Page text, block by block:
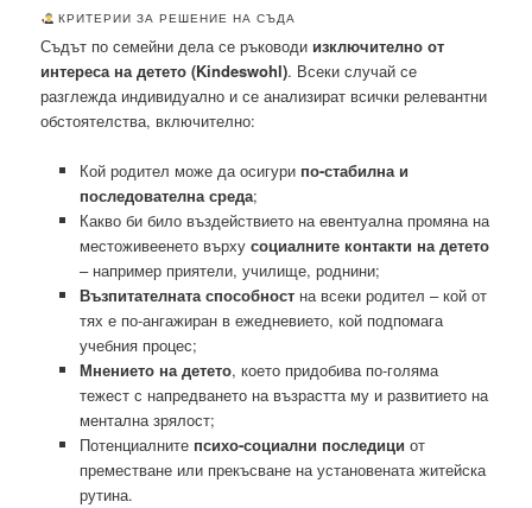
КРИТЕРИИ ЗА РЕШЕНИЕ НА СЪДА
Съдът по семейни дела се ръководи изключително от
интереса на детето (Kindeswohl). Всеки случай се
разглежда индивидуално и се анализират всички релевантни
обстоятелства, включително:
Кой родител може да осигури по-стабилна и
последователна среда;
Какво би било въздействието на евентуална промяна на
местоживеенето върху социалните контакти на детето
– например приятели, училище, роднини;
Възпитателната способностна всеки родител – кой от
тях е по-ангажиран в ежедневието, кой подпомага
учебния процес;
Мнението на детето, което придобива по-голяма
тежест с напредването на възрастта му и развитието на
ментална зрялост;
Потенциалните психо-социални последици от
преместване или прекъсване на установената житейска
рутина.